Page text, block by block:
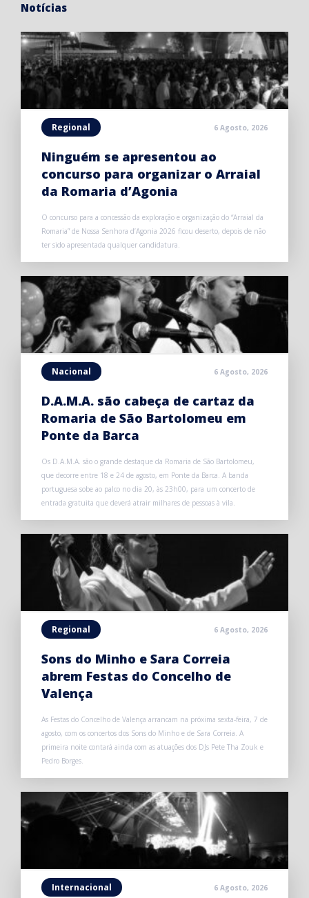
Notícias
Regional 6 Agosto, 2026
Ninguém se apresentou ao
concurso para organizar o Arraial
da Romaria d’Agonia
O concurso para a concessão da exploração e organização do “Arraial da
Romaria” de Nossa Senhora d’Agonia 2026 ficou deserto, depois de não
ter sido apresentada qualquer candidatura.
Nacional 6 Agosto, 2026
D.A.M.A. são cabeça de cartaz da
Romaria de São Bartolomeu em
Ponte da Barca
Os D.A.M.A. são o grande destaque da Romaria de São Bartolomeu,
que decorre entre 18 e 24 de agosto, em Ponte da Barca. A banda
portuguesa sobe ao palco no dia 20, às 23h00, para um concerto de
entrada gratuita que deverá atrair milhares de pessoas à vila.
Regional 6 Agosto, 2026
Sons do Minho e Sara Correia
abrem Festas do Concelho de
Valença
As Festas do Concelho de Valença arrancam na próxima sexta-feira, 7 de
agosto, com os concertos dos Sons do Minho e de Sara Correia. A
primeira noite contará ainda com as atuações dos DJs Pete Tha Zouk e
Pedro Borges.
Internacional 6 Agosto, 2026